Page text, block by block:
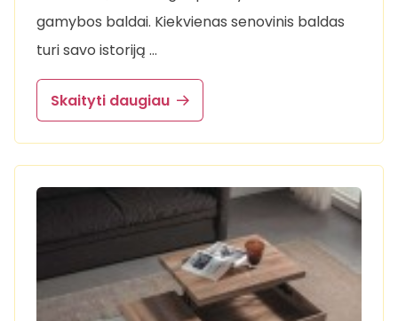
gamybos baldai. Kiekvienas senovinis baldas
turi savo istoriją …
Skaityti daugiau